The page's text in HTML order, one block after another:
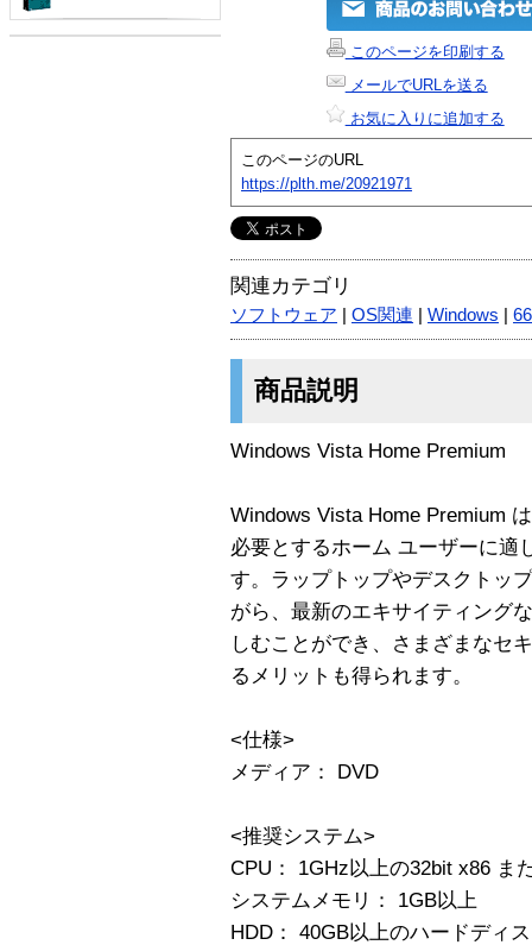
このページを印刷する
メールでURLを送る
お気に入りに追加する
このページのURL
https://plth.me/20921971
関連カテゴリ
ソフトウェア OS関連 Windows
商品説明
Windows Vista Home Premium
Windows Vista Home Premium
必要とするホーム ユーザーに適
す。ラップトップやデスクトッ
がら、最新のエキサイティング
しむことができ、さまざまなセ
るメリットも得られます。
<仕様>
メディア： DVD
<推奨システム>
CPU： 1GHz以上の32bit x86 ま
システムメモリ： 1GB以上
HDD： 40GB以上のハードディ